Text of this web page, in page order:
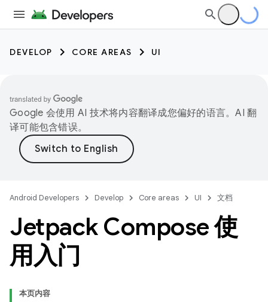
DEVELOP CORE AREAS UI
Google 会使用 AI 技术将内容翻译成您偏好的语言。AI 翻
译可能包含错误。
Android Developers Develop Core areas UI 文档
Jetpack Compose 使
用入门
本页内容